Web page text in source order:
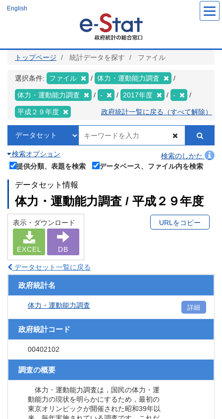
ツ
English
トップページ 統計データを探す ファイル
選択条件: ファイル 体力・運動能力調査
体力・運動能力調査 - 2017年度 -
平成２９年度 政府統計一覧に戻る（すべて解除）
検索オプション
検索のしかた
提供分類、表題を検索
データベース、ファイル内を検索
データセット情報
体力・運動能力調査 / 平成２９年度
表示・ダウンロード
EXCEL DB
URLをコピー
データセット一覧に戻る
政府統計名
体力・運動能力調査 詳細
政府統計コード
00402102
調査の概要
体力・運動能力調査は，国民の体力・運
動能力の現状を明らかにするため，最初の
東京オリンピックが開催された昭和39年以